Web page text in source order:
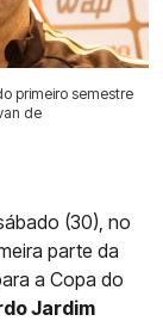
primeiro semestre
de
(30), no
parte da
a Copa do
Jardim